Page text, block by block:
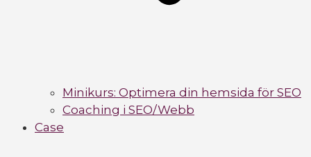
Minikurs: Optimera din hemsida för SEO
Coaching i SEO/Webb
Case